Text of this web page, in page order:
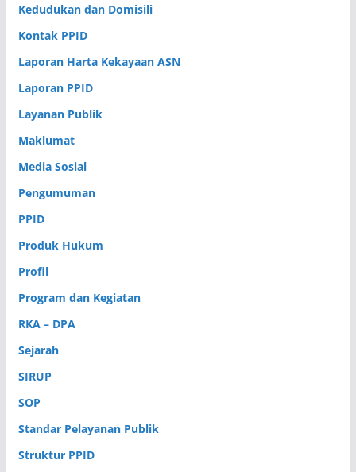
Kedudukan dan Domisili
Kontak PPID
Laporan Harta Kekayaan ASN
Laporan PPID
Layanan Publik
Maklumat
Media Sosial
Pengumuman
PPID
Produk Hukum
Profil
Program dan Kegiatan
RKA – DPA
Sejarah
SIRUP
SOP
Standar Pelayanan Publik
Struktur PPID